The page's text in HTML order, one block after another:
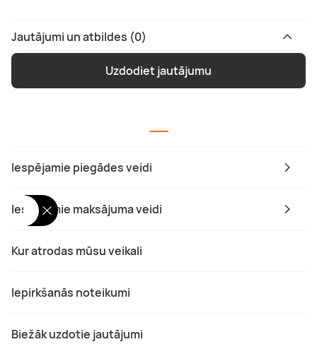
Iespējamie piegādes veidi
Iespējamie maksājuma veidi
Kur atrodas mūsu veikali
Iepirkšanās noteikumi
Biežāk uzdotie jautājumi
Jautājumi un atbildes (0)
Uzdodiet jautājumu